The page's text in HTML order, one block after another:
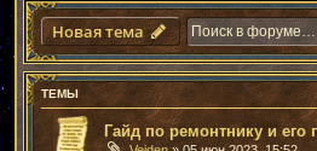
Новая тема
ТЕМЫ
Гайд по ремонтнику и его